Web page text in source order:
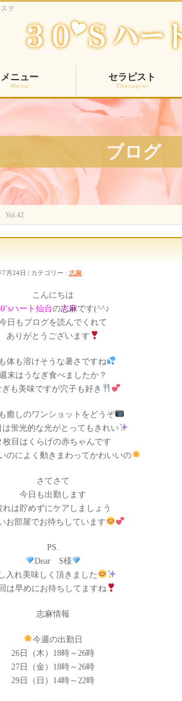
テ
メニュー
Menu
セラピスト
Therapist
ブログ
Vol.42
7月24日 カテゴリー : 志麻
こんにちは
ハート仙台の志麻です(^^♪
日もブログを読んでくれて
ありがとうございます
体も溶けそうな暑さですね
末はうなぎ食べましたか？
も美味ですが穴子も好き
癒しのワンショットをどうぞ
は蛍光的な光がとってもきれい
枚目はくらげの赤ちゃんです
のによく動きまわってかわいいの
さてさて
今日も出勤します
れは貯めずにケアしましょう
お部屋でお待ちしています
PS.
Dear S様
入れ美味しく頂きました
は早めにお待ちしてますね
志麻情報
今週の出勤日
26日（木）18時～26時
27日（金）18時～26時
29日（日）14時～22時